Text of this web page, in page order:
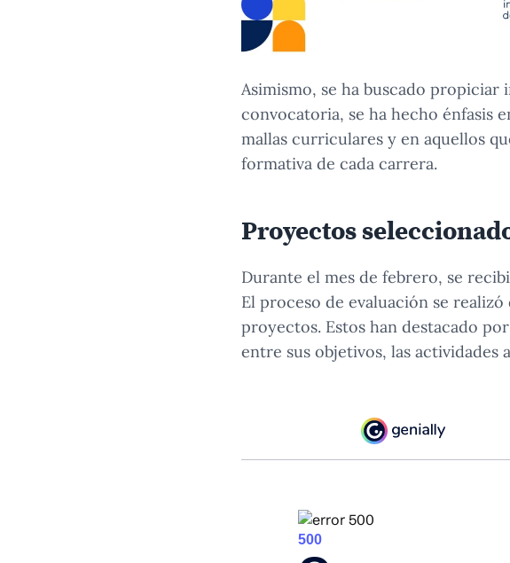
Asimismo, se ha buscado
convocatoria, se ha hecho énfasis
mallas curriculares y en aquellos
formativa de cada carrera.
Proyectos
Durante el mes de febrero, se
El proceso de evaluación se
proyectos. Estos han destacado
entre sus objetivos, las actividades